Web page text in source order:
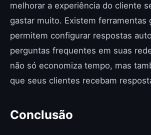
melhorar a experiência do cliente
gastar muito. Existem ferramentas
permitem configurar respostas
perguntas frequentes em suas
não só economiza tempo, mas
que seus clientes recebam
Conclusão